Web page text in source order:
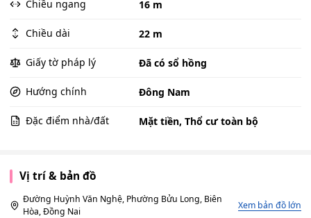
Chiều ngang 16 m
Chiều dài 22 m
Giấy tờ pháp lý Đã có sổ hồng
Hướng chính Đông Nam
Đặc điểm nhà/đất Mặt tiền, Thổ cư toàn bộ
Vị trí & bản đồ
Đường Huỳnh Văn Nghệ, Phường Bửu Long, Biên
Hòa, Đồng Nai
Xem bản đồ lớn